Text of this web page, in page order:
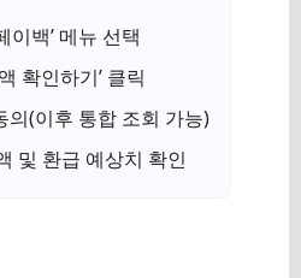
이백’ 메뉴 선택
확인하기’ 클릭
의(이후 통합 조회 가능)
및 환급 예상치 확인